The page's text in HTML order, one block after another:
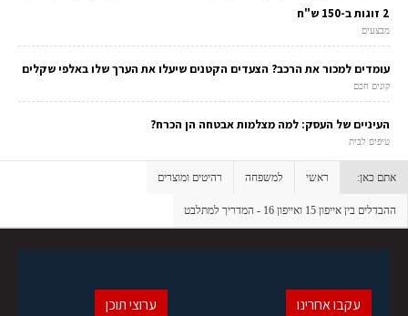
2 זוגות ב-150 ש"ח
מבצעים
עומדים למכור את הרכב? הצעדים הקטנים שיעלו את הערך שלו באלפי שקלים
קונים חכם
העיניים של העסק: למה מצלמות אבטחה הן הכרח?
טיפים לבית
אתם כאן: ראשי למשפחה רהיטים ומוצרים
ההבדלים בין אייפון 15 ואייפון 16 - המדריך למתלבט
ערוצי תוכן עקבו אחרינו